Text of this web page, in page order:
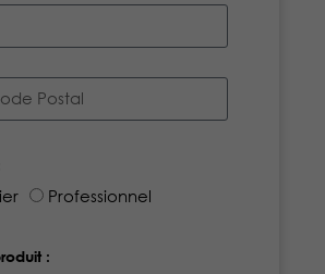
Professionnel
: